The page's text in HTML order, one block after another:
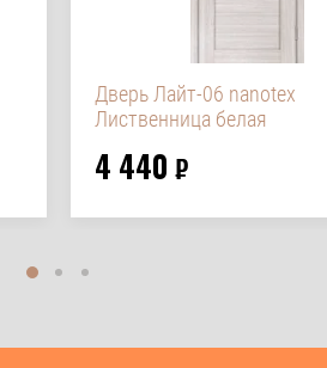
Дверь Лайт-06 nanotex
Лиственница белая
4 440 ₽